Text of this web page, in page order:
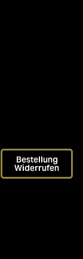
Bestellung
Widerrufen